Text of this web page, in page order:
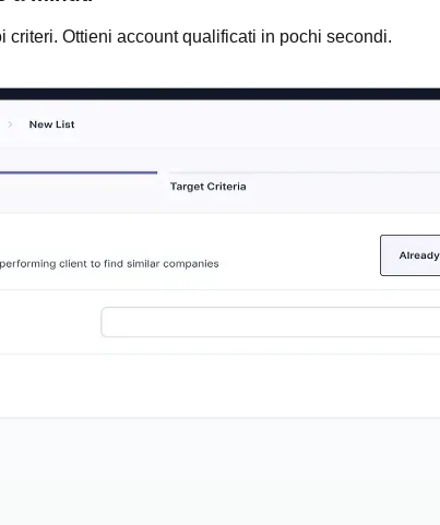
criteri. Ottieni account qualificati in pochi secondi.